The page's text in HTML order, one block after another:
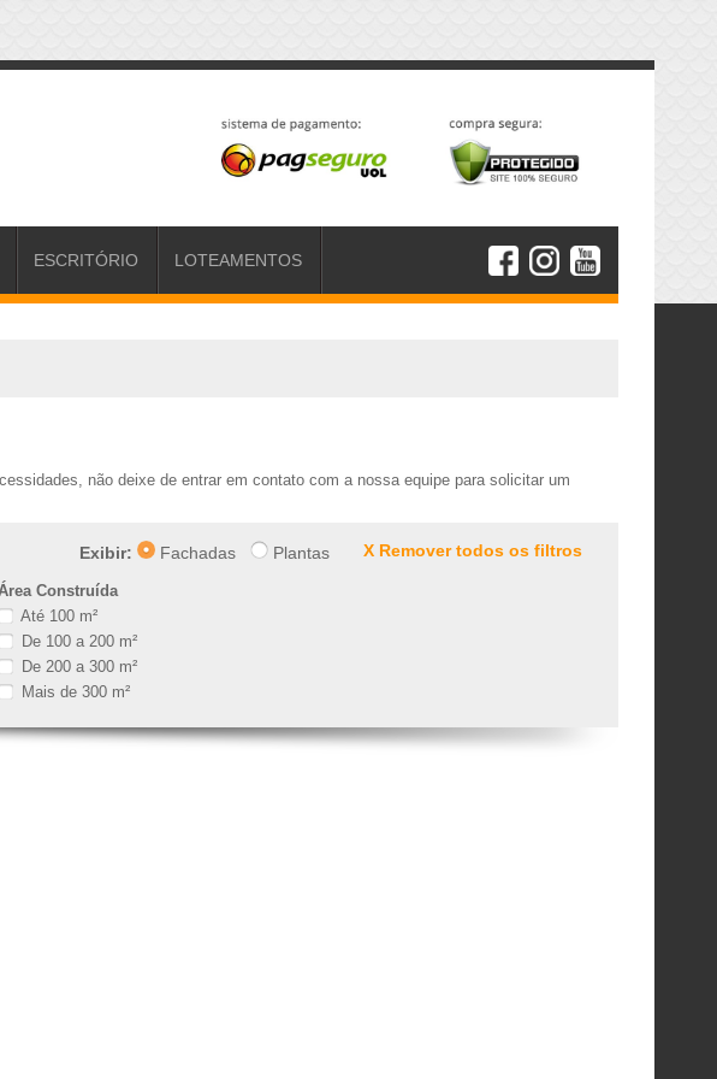
ESCRITÓRIO LOTEAMENTOS
não deixe de entrar em contato com a nossa equipe para solicitar um
X Remover todos os filtros
Exibir: Fachadas Plantas
Construída
Até 100 m²
De 100 a 200 m²
De 200 a 300 m²
Mais de 300 m²